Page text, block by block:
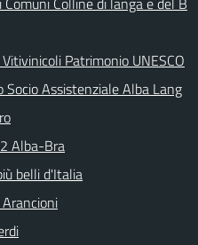
Patrimonio UNESCO
Socio Assistenziale Alba Lang
Alba-Bra
belli d'Italia